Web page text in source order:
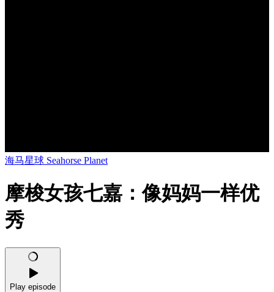
海马星球 Seahorse Planet
摩梭女孩七嘉：像妈妈一样优
秀
Play episode